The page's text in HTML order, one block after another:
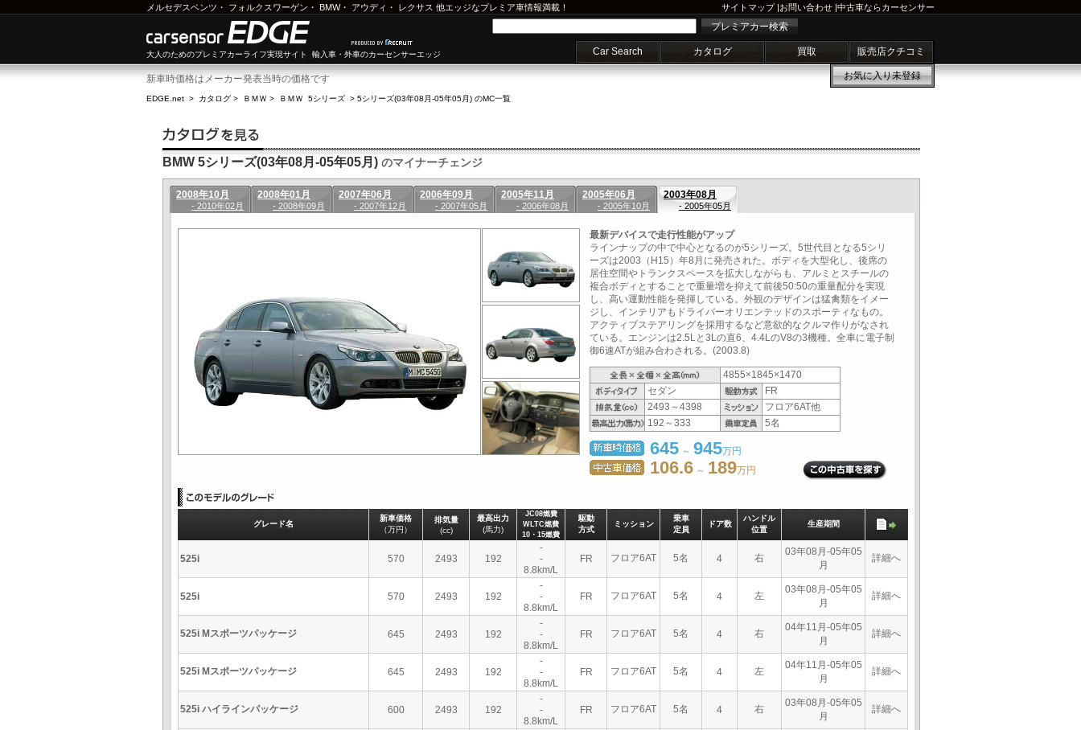
メルセデスベンツ ・ フォルクスワーゲン ・ BMW・ アウディ ・ レクサス 他エッジなプレミア車情報満載！ サイトマップ|お問い合わせ |中古車ならカーセンサー
大人のためのプレミアカーライフ実現サイト 輸入車・外車のカーセンサーエッジ
プレミアカー検索
Car Search カタログ 買取 販売店クチコミ
お気に入り未登録
新車時価格はメーカー発表当時の価格です
EDGE.net > カタログ > ＢＭＷ > ＢＭＷ 5シリーズ > 5シリーズ(03年08月-05年05月) のMC一覧
BMW 5シリーズ(03年08月-05年05月) のマイナーチェンジ
2008年10月
- 2010年02月
2008年01月
- 2008年09月
2007年06月
- 2007年12月
2006年09月
- 2007年05月
2005年11月
- 2006年08月
2005年06月
- 2005年10月
2003年08月
- 2005年05月
最新デバイスで走行性能がアップ
ラインナップの中で中心となるのが5シリーズ。5世代目となる5シリ
ーズは2003（H15）年8月に発売された。ボディを大型化し、後席の
居住空間やトランクスペースを拡大しながらも、アルミとスチールの
複合ボディとすることで重量増を抑えて前後50:50の重量配分を実現
し、高い運動性能を発揮している。外観のデザインは猛禽類をイメー
ジし、インテリアもドライバーオリエンテッドのスポーティなもの。
アクティブステアリングを採用するなど意欲的なクルマ作りがなされ
ている。エンジンは2.5Lと3Lの直6、4.4LのV8の3機種。全車に電子制
御6速ATが組み合わされる。(2003.8)
4855×1845×1470
セダン
FR
2493～4398
フロア6AT他
192～333
5名
645 ～ 945万円
106.6 ～ 189万円
グレード名
新車価格
（万円）
排気量
(cc)
最高出力
(馬力)
JC08燃費
WLTC燃費
10・15燃費
駆動
方式
ミッション
乗車
定員
ドア数
ハンドル
位置
生産期間
525i 570 2493 192
-
-
8.8km/L
FR フロア6AT 5名 4 右
03年08月-05年05
月
詳細へ
525i 570 2493 192
-
-
8.8km/L
FR フロア6AT 5名 4 左
03年08月-05年05
月
詳細へ
525i Mスポーツパッケージ 645 2493 192
-
-
8.8km/L
FR フロア6AT 5名 4 右
04年11月-05年05
月
詳細へ
525i Mスポーツパッケージ 645 2493 192
-
-
8.8km/L
FR フロア6AT 5名 4 左
04年11月-05年05
月
詳細へ
525i ハイラインパッケージ 600 2493 192
-
-
8.8km/L
FR フロア6AT 5名 4 右
03年08月-05年05
月
詳細へ